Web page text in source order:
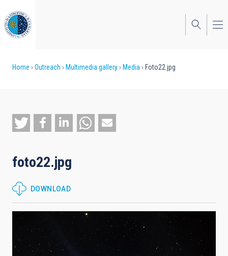
to
main
content
Breadcrumb
Home Outreach Multimedia gallery Media Foto22.jpg
foto22.jpg
DOWNLOAD